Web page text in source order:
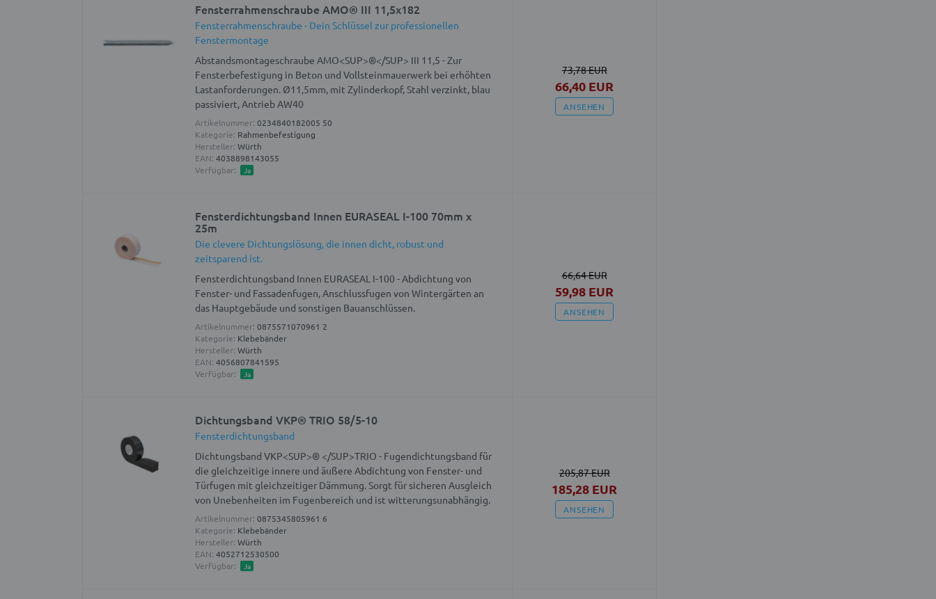
Fensterrahmenschraube AMO® III 11,5x182
Fensterrahmenschraube - Dein Schlüssel zur professionellen
Fenstermontage
Abstandsmontageschraube AMO<SUP>®</SUP> III 11,5 - Zur
Fensterbefestigung in Beton und Vollsteinmauerwerk bei erhöhten
Lastanforderungen. Ø11,5mm, mit Zylinderkopf, Stahl verzinkt, blau
passiviert, Antrieb AW40
Artikelnummer: 0234840182005 50
Kategorie: Rahmenbefestigung
Hersteller: Würth
EAN: 4038898143055
Verfügbar:
Ja
73,78 EUR
66,40 EUR
ANSEHEN
Fensterdichtungsband Innen EURASEAL I-100 70mm x
25m
Die clevere Dichtungslösung, die innen dicht, robust und
zeitsparend ist.
Fensterdichtungsband Innen EURASEAL I-100 - Abdichtung von
Fenster- und Fassadenfugen, Anschlussfugen von Wintergärten an
das Hauptgebäude und sonstigen Bauanschlüssen.
Artikelnummer: 0875571070961 2
Kategorie: Klebebänder
Hersteller: Würth
EAN: 4056807841595
Verfügbar:
Ja
66,64 EUR
59,98 EUR
ANSEHEN
Dichtungsband VKP® TRIO 58/5-10
Fensterdichtungsband
Dichtungsband VKP<SUP>® </SUP>TRIO - Fugendichtungsband für
die gleichzeitige innere und äußere Abdichtung von Fenster- und
Türfugen mit gleichzeitiger Dämmung. Sorgt für sicheren Ausgleich
von Unebenheiten im Fugenbereich und ist witterungsunabhängig.
Artikelnummer: 0875345805961 6
Kategorie: Klebebänder
Hersteller: Würth
EAN: 4052712530500
Verfügbar:
Ja
205,87 EUR
185,28 EUR
ANSEHEN